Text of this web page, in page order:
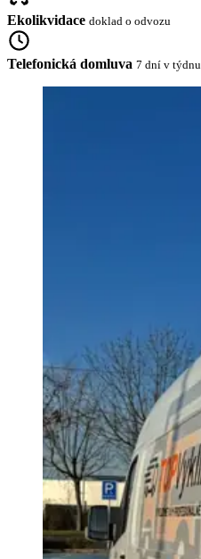
Ekolikvidace doklad o odvozu
Telefonická domluva 7 dní v týdnu